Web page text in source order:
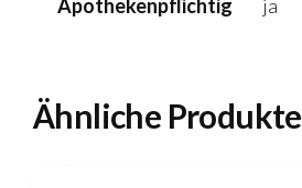
Apothekenpflichtig
ja
Ähnliche Produkte